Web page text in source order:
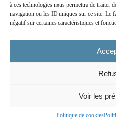
à ces technologies nous permettra de traiter
navigation ou les ID uniques sur ce site. Le
négatif sur certaines caractéristiques et
Voir les
Politique de cookies
2030 boul. Pie IX suite 214.2
Conception du site web parChocolat